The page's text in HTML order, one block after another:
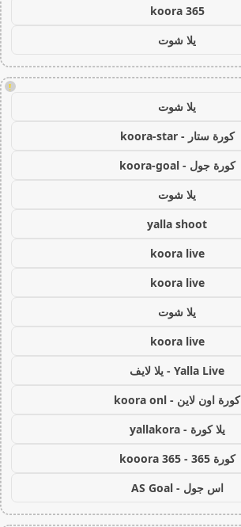
koora 365
يلا شوت
!
يلا شوت
كورة ستار - koora-star
كورة جول - koora-goal
يلا شوت
yalla shoot
koora live
koora live
يلا شوت
koora live
Yalla Live - يلا لايف
كورة اون لاين - koora onl
يلا كورة - yallakora
كورة 365 - kooora 365
اس جول - AS Goal